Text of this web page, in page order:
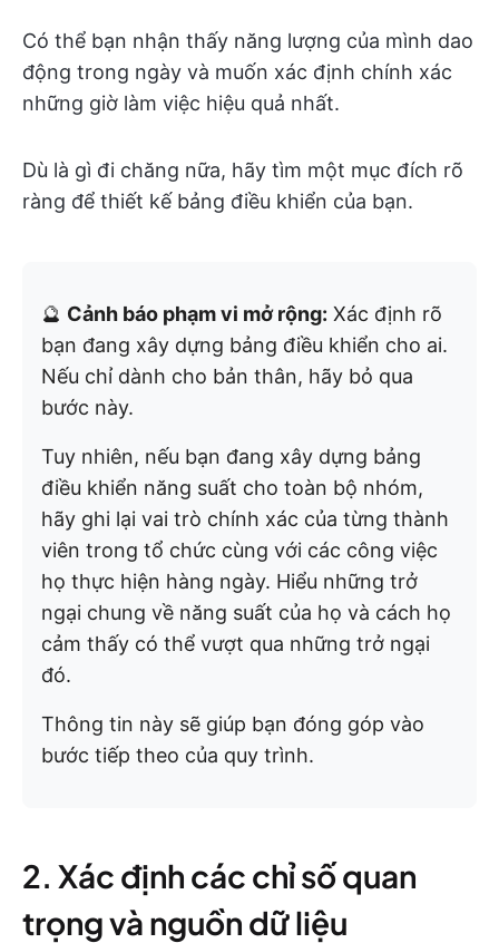
Có thể bạn nhận thấy năng lượng của mình dao
động trong ngày và muốn xác định chính xác
những giờ làm việc hiệu quả nhất.
Dù là gì đi chăng nữa, hãy tìm một mục đích rõ
ràng để thiết kế bảng điều khiển của bạn.
🔮 Cảnh báo phạm vi mở rộng: Xác định rõ
bạn đang xây dựng bảng điều khiển cho ai.
Nếu chỉ dành cho bản thân, hãy bỏ qua
bước này.
Tuy nhiên, nếu bạn đang xây dựng bảng
điều khiển năng suất cho toàn bộ nhóm,
hãy ghi lại vai trò chính xác của từng thành
viên trong tổ chức cùng với các công việc
họ thực hiện hàng ngày. Hiểu những trở
ngại chung về năng suất của họ và cách họ
cảm thấy có thể vượt qua những trở ngại
đó.
Thông tin này sẽ giúp bạn đóng góp vào
bước tiếp theo của quy trình.
2. Xác định các chỉ số quan
trọng và nguồn dữ liệu